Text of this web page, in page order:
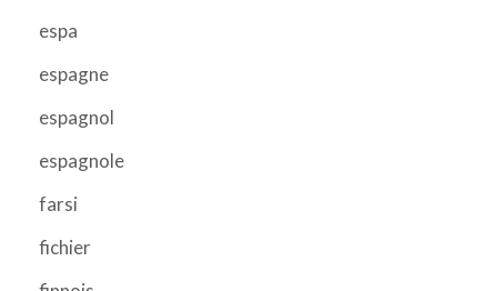
espa
espagne
espagnol
espagnole
farsi
fichier